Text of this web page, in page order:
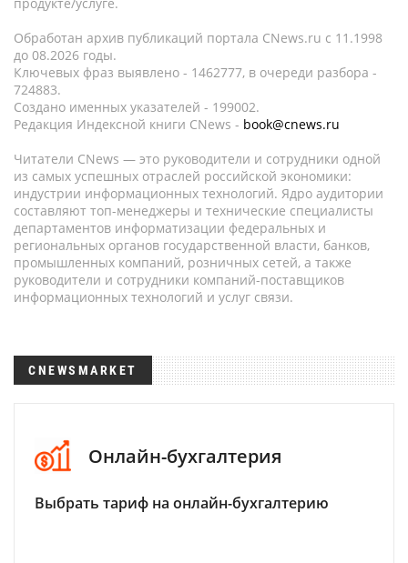
Обработан архив публикаций портала CNews.ru c 11.1998
до 08.2026 годы.
Ключевых фраз выявлено - 1462777, в очереди разбора -
724883.
Создано именных указателей - 199002.
Редакция Индексной книги CNews - book@cnews.ru
Читатели CNews — это руководители и сотрудники одной
из самых успешных отраслей российской экономики:
индустрии информационных технологий. Ядро аудитории
составляют топ-менеджеры и технические специалисты
департаментов информатизации федеральных и
региональных органов государственной власти, банков,
промышленных компаний, розничных сетей, а также
руководители и сотрудники компаний-поставщиков
информационных технологий и услуг связи.
CNEWSMARKET
Онлайн-бухгалтерия
Выбрать тариф на онлайн-бухгалтерию